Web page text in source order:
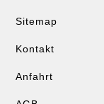
Sitemap
Kontakt
Anfahrt